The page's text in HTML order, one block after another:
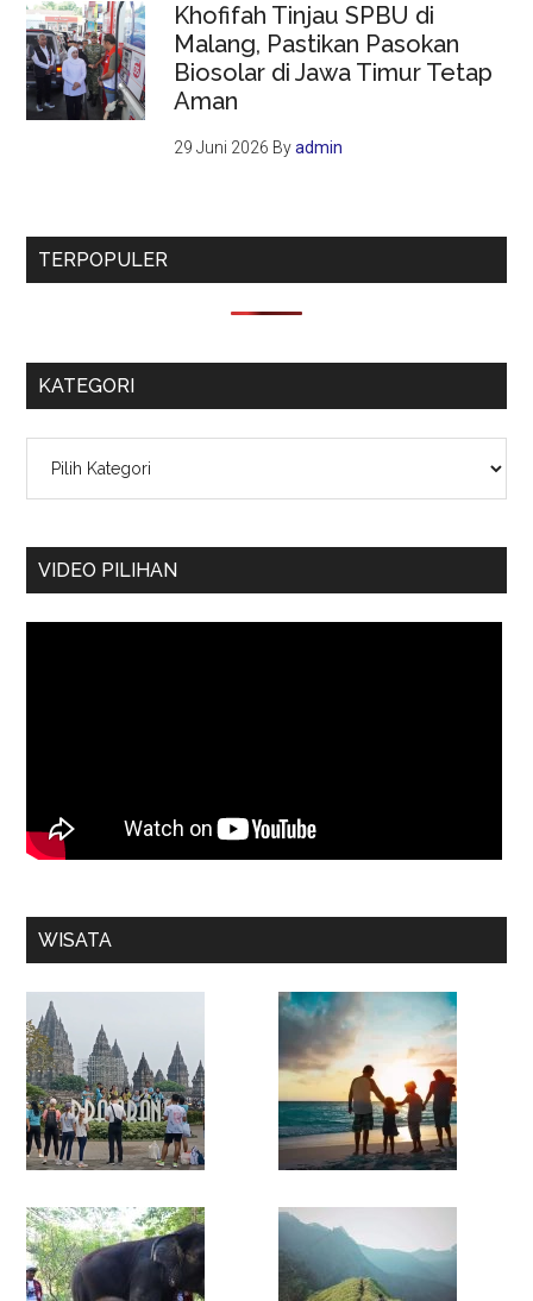
Khofifah Tinjau SPBU di
Malang, Pastikan Pasokan
Biosolar di Jawa Timur Tetap
Aman
29 Juni 2026 Byadmin
TERPOPULER
KATEGORI
VIDEO PILIHAN
WISATA